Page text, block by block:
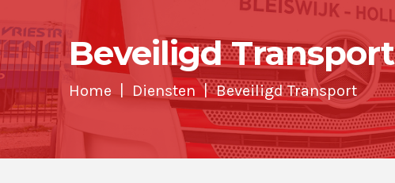
Beveiligd Transport
Home Diensten Beveiligd Transport